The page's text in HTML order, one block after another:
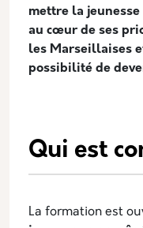
mettre la jeunesse
au cœur de ses
les Marseillaises
possibilité de
Qui est
La formation est